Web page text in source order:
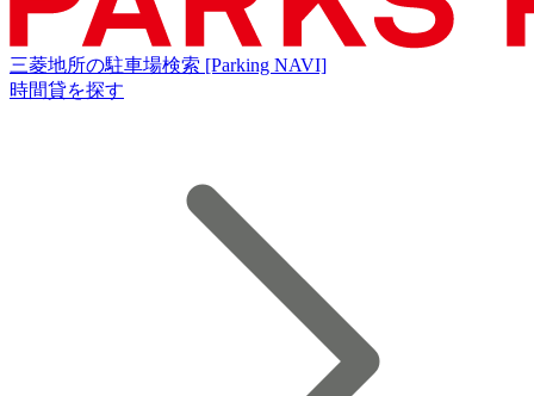
三菱地所の駐車場検索 [Parking NAVI]
時間貸を探す